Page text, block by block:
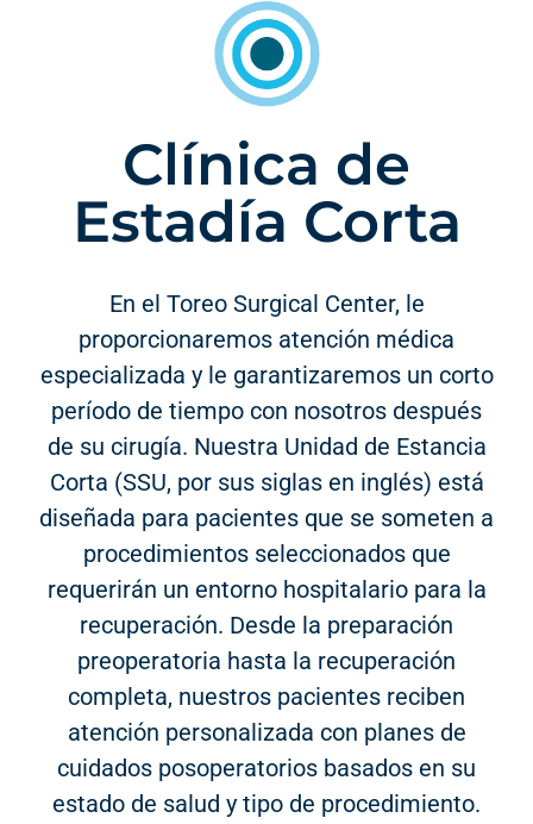
Clínica de
Estadía Corta
En el Toreo Surgical Center, le
proporcionaremos atención médica
especializada y le garantizaremos un corto
período de tiempo con nosotros después
de su cirugía. Nuestra Unidad de Estancia
Corta (SSU, por sus siglas en inglés) está
diseñada para pacientes que se someten a
procedimientos seleccionados que
requerirán un entorno hospitalario para la
recuperación. Desde la preparación
preoperatoria hasta la recuperación
completa, nuestros pacientes reciben
atención personalizada con planes de
cuidados posoperatorios basados en su
estado de salud y tipo de procedimiento.